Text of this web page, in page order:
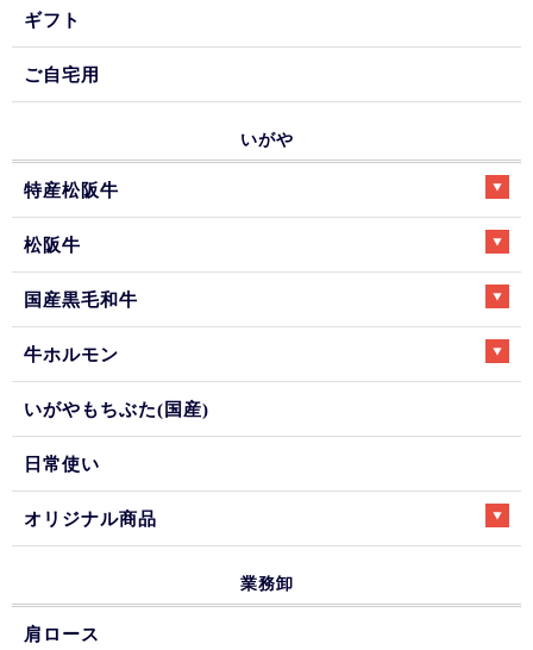
ギフト
ご自宅用
いがや
特産松阪牛
松阪牛
国産黒毛和牛
牛ホルモン
いがやもちぶた(国産)
日常使い
オリジナル商品
業務卸
肩ロース